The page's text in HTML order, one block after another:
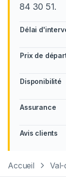
84 30 51.
Délai
Prix de
Disponibilité
Assurance
Avis clients
Accueil